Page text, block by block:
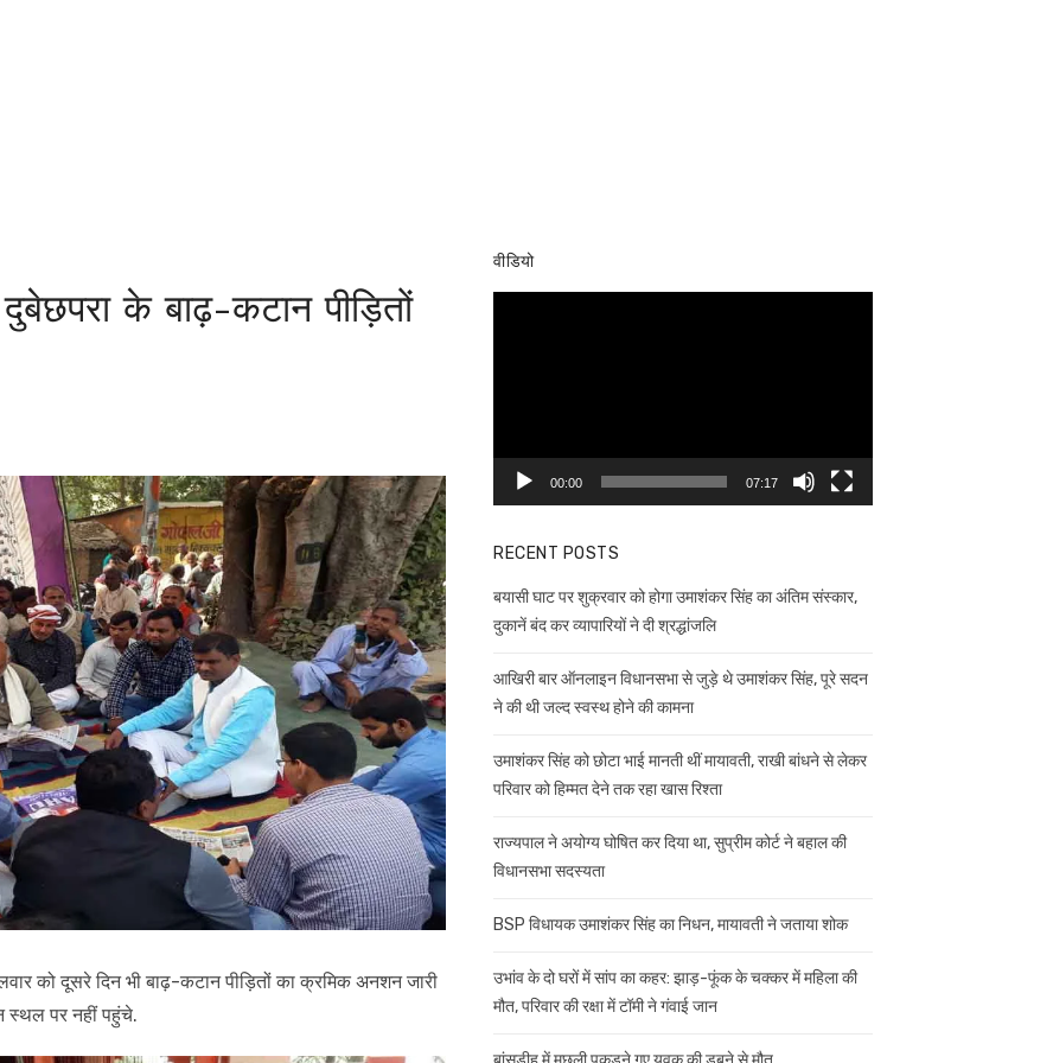
के बाढ़-कटान पीड़ितों
को दूसरे दिन भी बाढ़-कटान पीड़ितों का क्रमिक अनशन जारी
स्थल पर नहीं पहुंचे.
वीडियो
00:00 07:17
RECENT POSTS
बयासी घाट पर शुक्रवार को होगा उमाशंकर सिंह का अंतिम संस्कार,
दुकानें बंद कर व्यापारियों ने दी श्रद्धांजलि
आखिरी बार ऑनलाइन विधानसभा से जुड़े थे उमाशंकर सिंह, पूरे सदन
ने की थी जल्द स्वस्थ होने की कामना
उमाशंकर सिंह को छोटा भाई मानती थीं मायावती, राखी बांधने से लेकर
परिवार को हिम्मत देने तक रहा खास रिश्ता
राज्यपाल ने अयोग्य घोषित कर दिया था, सुप्रीम कोर्ट ने बहाल की
विधानसभा सदस्यता
BSP विधायक उमाशंकर सिंह का निधन, मायावती ने जताया शोक
उभांव के दो घरों में सांप का कहर: झाड़-फूंक के चक्कर में महिला की
मौत, परिवार की रक्षा में टॉमी ने गंवाई जान